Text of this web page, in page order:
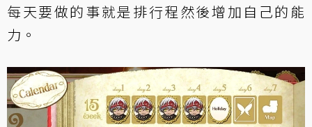
每天要做的事就是排行程然後增加自己的能
力。